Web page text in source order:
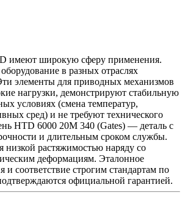
имеют широкую сферу применения.
в разных отраслях
элементы для приводных механизмов
нагрузки, демонстрируют стабильную
условиях (смена температур,
сред) и не требуют технического
HTD 6000 20M 340 (Gates) — деталь с
и длительным сроком службы.
низкой растяжимостью наряду со
деформациям. Эталонное
и соответствие строгим стандартам по
официальной гарантией.